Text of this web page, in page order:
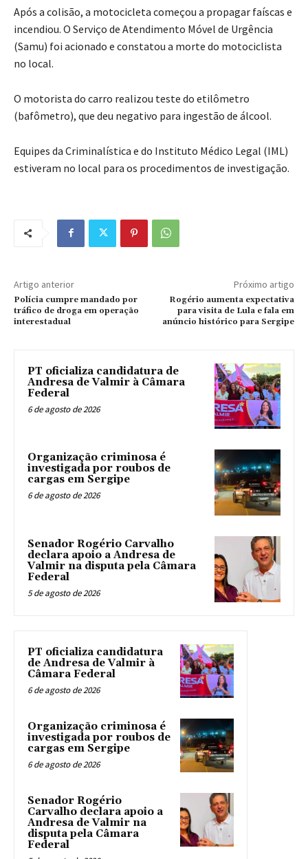
Após a colisão, a motocicleta começou a propagar faíscas e
incendiou. O Serviço de Atendimento Móvel de Urgência
(Samu) foi acionado e constatou a morte do motociclista
no local.
O motorista do carro realizou teste do etilômetro
(bafômetro), que deu negativo para ingestão de álcool.
Equipes da Criminalística e do Instituto Médico Legal (IML)
estiveram no local para os procedimentos de investigação.
Artigo anterior
Polícia cumpre mandado por
tráfico de droga em operação
interestadual
Próximo artigo
Rogério aumenta expectativa
para visita de Lula e fala em
anúncio histórico para Sergipe
PT oficializa candidatura de
Andresa de Valmir à Câmara
Federal
6 de agosto de 2026
Organização criminosa é
investigada por roubos de
cargas em Sergipe
6 de agosto de 2026
Senador Rogério Carvalho
declara apoio a Andresa de
Valmir na disputa pela Câmara
Federal
5 de agosto de 2026
PT oficializa candidatura
de Andresa de Valmir à
Câmara Federal
6 de agosto de 2026
Organização criminosa é
investigada por roubos de
cargas em Sergipe
6 de agosto de 2026
Senador Rogério
Carvalho declara apoio a
Andresa de Valmir na
disputa pela Câmara
Federal